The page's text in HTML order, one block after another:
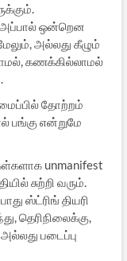
அப்பால் ஒன்றென
அல்லது கீழும்
கணக்கில்லாமல்
தோற்றம்
பங்கு என்றுமே
unmanifest
சுற்றி வரும்.
ஸ்ட்ரிங் தியரி
தெரிநிலைக்கு,
படைப்பு